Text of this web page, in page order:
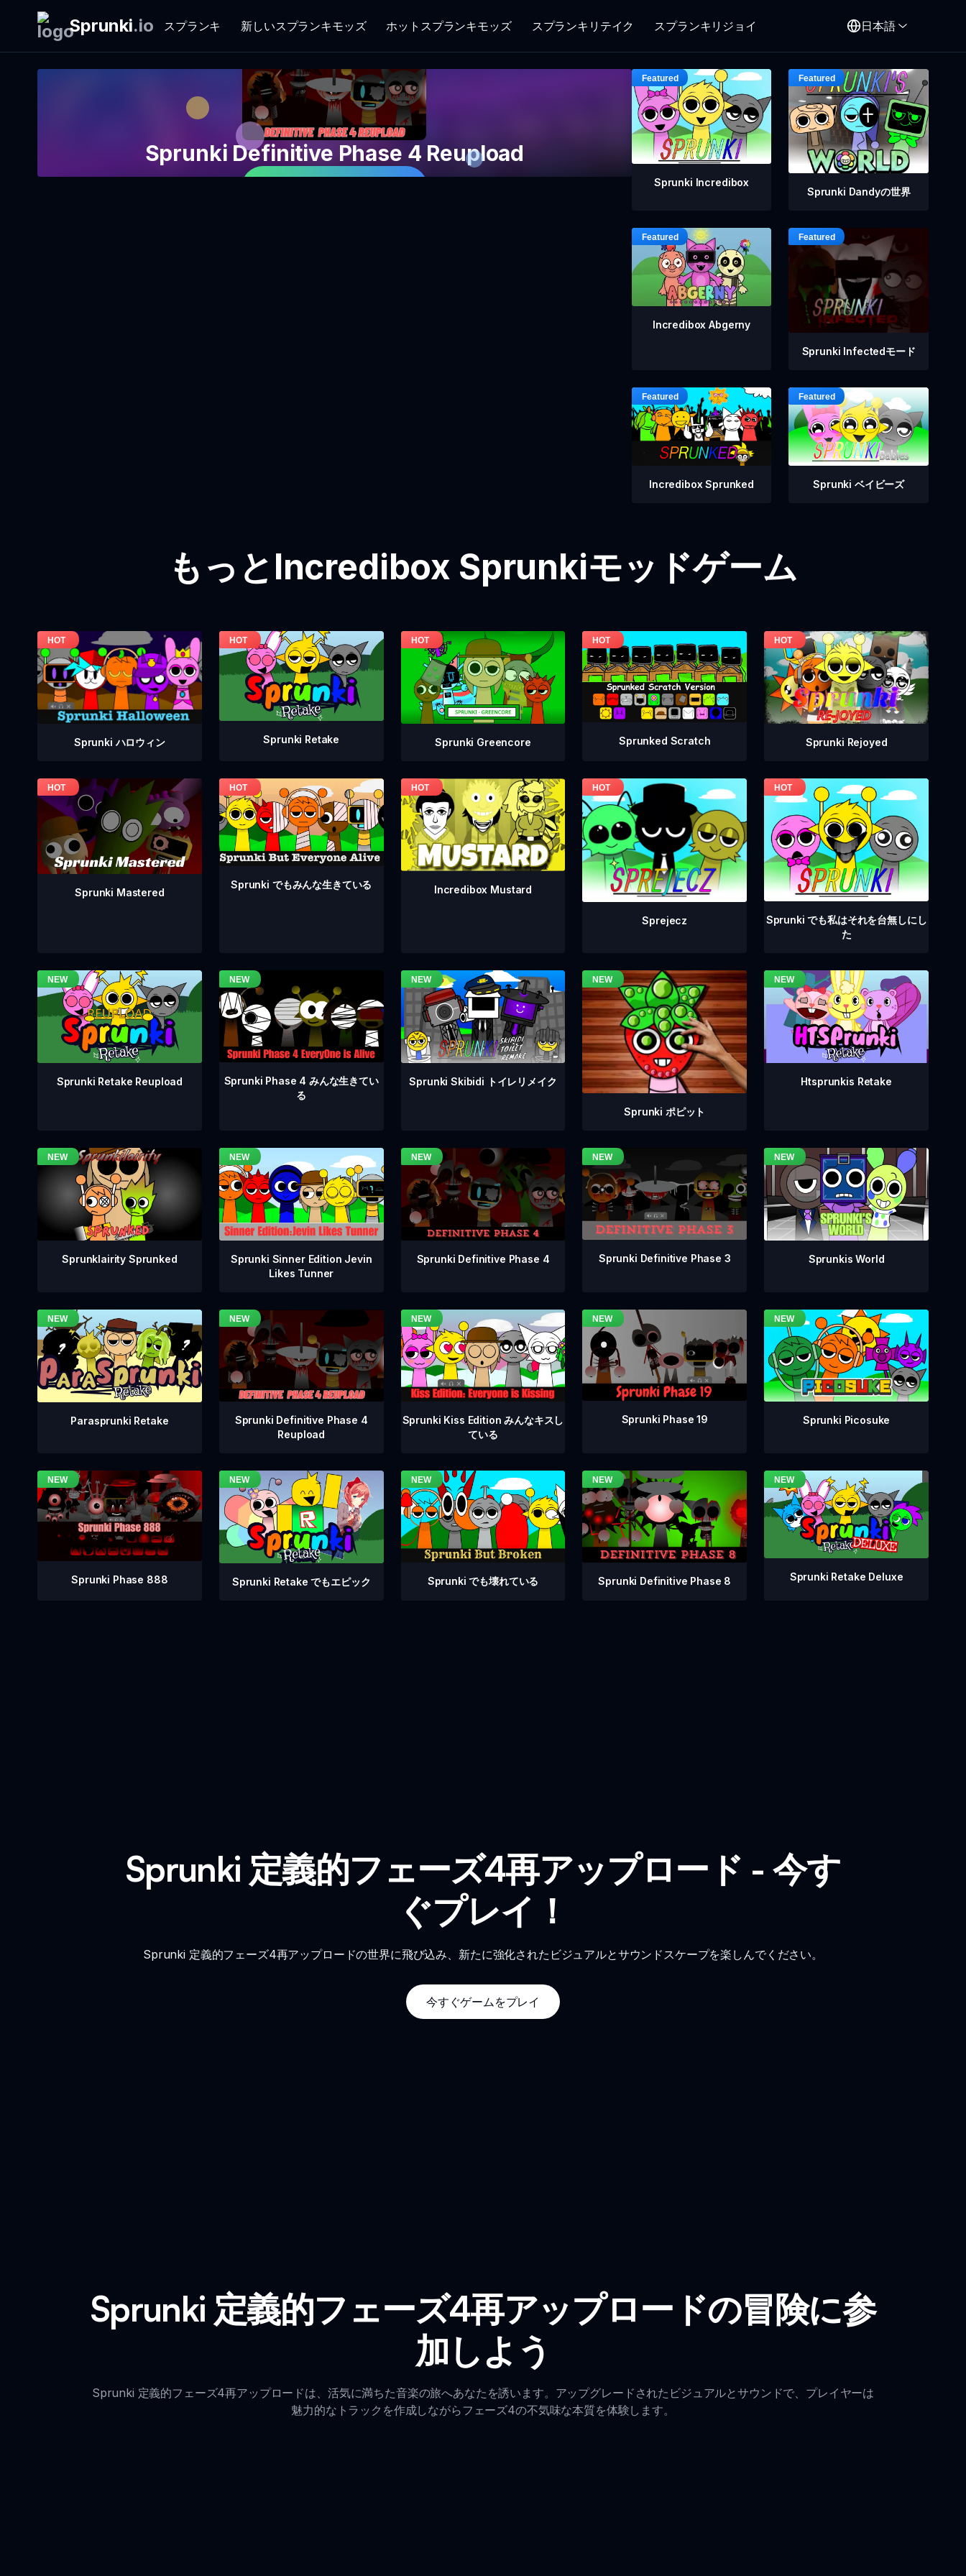
Sprunki.io スプランキ 新しいスプランキモッズ ホットスプランキモッズ スプランキリテイク スプランキリジョイ 日本語
Sprunki Definitive Phase 4 Reupload
Sprunki Incredibox
Sprunki Dandyの世界
Incredibox Abgerny
Sprunki Infectedモード
Incredibox Sprunked Sprunki ベイビーズ
もっとIncredibox Sprunkiモッドゲーム
Sprunki ハロウィン Sprunki Retake Sprunki Greencore Sprunked Scratch Sprunki Rejoyed
Sprunki Mastered
Sprunki でもみんな生きている Incredibox Mustard
Sprejecz
Sprunki でも私はそれを台無しにし
た
Sprunki Retake Reupload
Sprunki Phase 4 みんな生きてい
る
Sprunki Skibidi トイレリメイク
Sprunki ポピット
Htsprunkis Retake
Sprunklairity Sprunked
Sprunki Sinner Edition Jevin
Likes Tunner
Sprunki Definitive Phase 4 Sprunki Definitive Phase 3 Sprunkis World
Parasprunki Retake
Sprunki Definitive Phase 4
Reupload
Sprunki Kiss Edition みんなキスし
ている
Sprunki Phase 19 Sprunki Picosuke
Sprunki Phase 888 Sprunki Retake でもエピック Sprunki でも壊れている Sprunki Definitive Phase 8 Sprunki Retake Deluxe
Sprunki 定義的フェーズ4再アップロード - 今す
ぐプレイ！
Sprunki 定義的フェーズ4再アップロードの世界に飛び込み、新たに強化されたビジュアルとサウンドスケープを楽しんでください。
今すぐゲームをプレイ
Sprunki 定義的フェーズ4再アップロードの冒険に参
加しよう
Sprunki 定義的フェーズ4再アップロードは、活気に満ちた音楽の旅へあなたを誘います。アップグレードされたビジュアルとサウンドで、プレイヤーは
魅力的なトラックを作成しながらフェーズ4の不気味な本質を体験します。